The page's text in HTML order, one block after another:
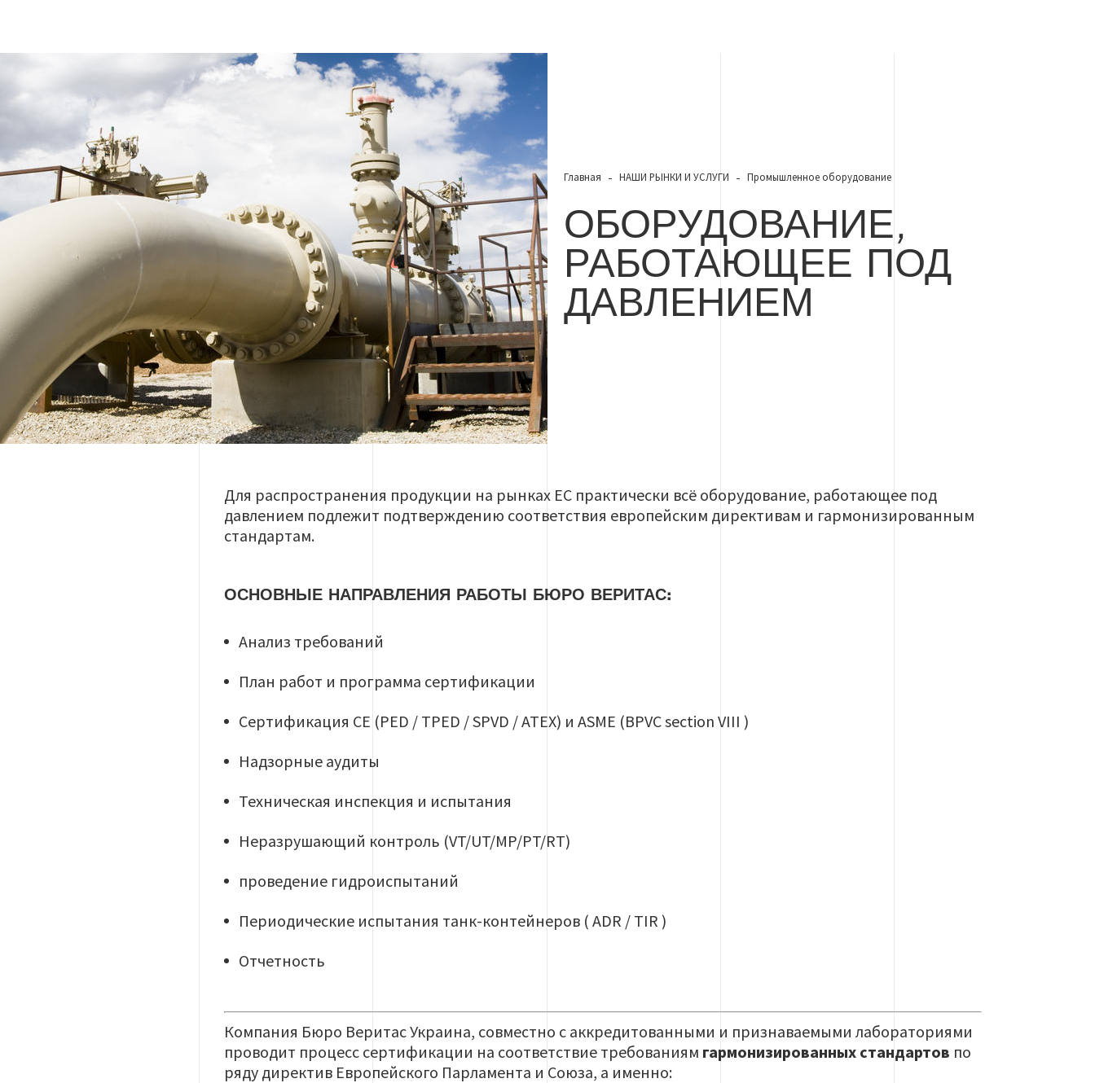
Обладнання, що працює під тиском
Главная НАШИ РЫНКИ И УСЛУГИ Промышленное оборудование
ОБОРУДОВАНИЕ,
РАБОТАЮЩЕЕ ПОД
ДАВЛЕНИЕМ
Для распространения продукции на рынках ЕС практически всё оборудование, работающее под
давлением подлежит подтверждению соответствия европейским директивам и гармонизированным
стандартам.
ОСНОВНЫЕ НАПРАВЛЕНИЯ РАБОТЫ БЮРО ВЕРИТАС:
Анализ требований
План работ и программа сертификации
Сертификация СЕ (PED / TPED / SPVD / ATEX) и ASME (BPVC section VIII )
Надзорные аудиты
Техническая инспекция и испытания
Неразрушающий контроль (VT/UT/MP/PT/RT)
проведение гидроиспытаний
Периодические испытания танк-контейнеров ( ADR / TIR )
Отчетность
Компания Бюро Веритас Украина, совместно с аккредитованными и признаваемыми лабораториями
проводит процесс сертификации на соответствие требованиям гармонизированных стандартов по
ряду директив Европейского Парламента и Союза, а именно: